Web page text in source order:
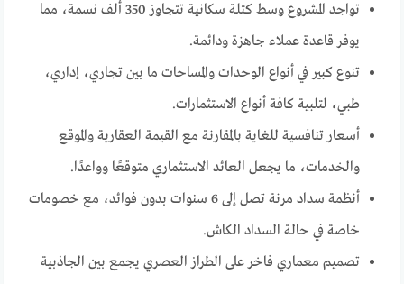
تواجد المشروع وسط كتلة سكانية تتجاوز 350 ألف نسمة، مما
يوفر قاعدة عملاء جاهزة ودائمة.
تنوع كبير في أنواع الوحدات والمساحات ما بين تجاري، إداري،
طبي، لتلبية كافة أنواع الاستثمارات.
أسعار تنافسية للغاية بالمقارنة مع القيمة العقارية والموقع
والخدمات، ما يجعل العائد الاستثماري متوقعًا وواعدًا.
أنظمة سداد مرنة تصل إلى 6 سنوات بدون فوائد، مع خصومات
خاصة في حالة السداد الكاش.
تصميم معماري فاخر على الطراز العصري يجمع بين الجاذبية